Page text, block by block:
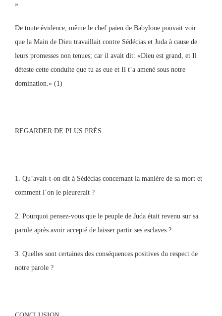
»
De toute évidence, même le chef païen de Babylone pouvait voir
que la Main de Dieu travaillait contre Sédécias et Juda à cause de
leurs promesses non tenues; car il avait dit: «Dieu est grand, et Il
déteste cette conduite que tu as eue et Il t’a amené sous notre
domination.» (1)
REGARDER DE PLUS PRÈS
1. Qu’avait-t-on dit à Sédécias concernant la manière de sa mort et
comment l’on le pleurerait ?
2. Pourquoi pensez-vous que le peuple de Juda était revenu sur sa
parole après avoir accepté de laisser partir ses esclaves ?
3. Quelles sont certaines des conséquences positives du respect de
notre parole ?